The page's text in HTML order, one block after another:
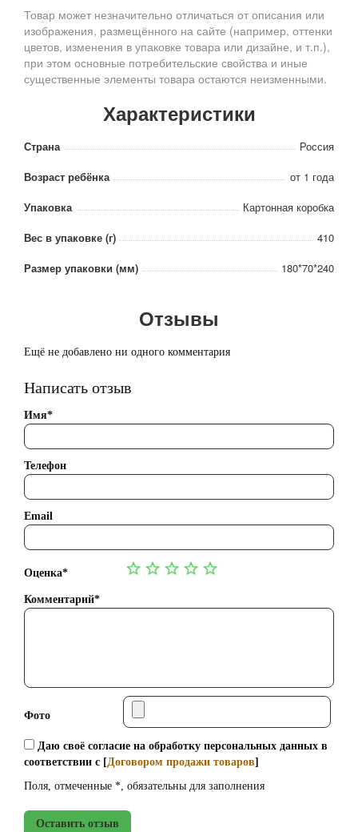
Товар может незначительно отличаться от описания или
изображения, размещённого на сайте (например, оттенки
цветов, изменения в упаковке товара или дизайне, и т.п.),
при этом основные потребительские свойства и иные
существенные элементы товара остаются неизменными.
Характеристики
Страна
Россия
Возраст ребёнка
от 1 года
Упаковка
Картонная коробка
Вес в упаковке (г)
410
Размер упаковки (мм)
180*70*240
Отзывы
Ещё не добавлено ни одного комментария
Написать отзыв
Имя*
Телефон
Email
Оценка*
Комментарий*
Фото
Даю своё согласие на обработку персональных данных в
соответствии с [Договором продажи товаров]
Поля, отмеченные *, обязательны для заполнения
Оставить отзыв